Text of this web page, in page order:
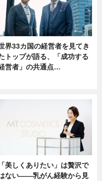
界33カ国の経営者を見てき
トップが語る、「成功する
営者」の共通点…
「美しくありたい」は贅沢で
ない――乳がん経験から見